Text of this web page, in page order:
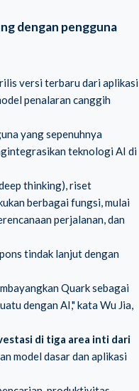
dengan pengguna
versi terbaru dari aplikasi
penalaran canggih
yang sepenuhnya
teknologi AI di
thinking), riset
berbagai fungsi, mulai
perjalanan, dan
tindak lanjut dengan
Quark sebagai
dengan AI," kata Wu Jia,
di tiga area inti dari
model dasar dan aplikasi